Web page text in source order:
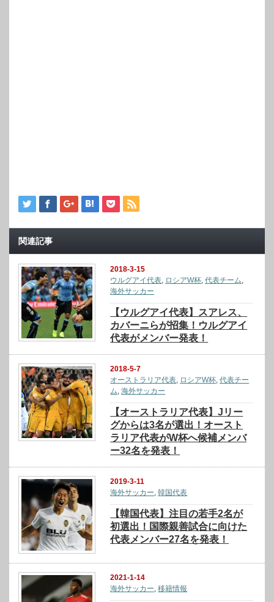
関連記事
2018-3-15
ウルグアイ代表, ロシアW杯,代表チーム,
海外サッカー
【ウルグアイ代表】スアレス、
カバーニらが招集！ウルグアイ
代表がメンバー発表！
2018-5-7
オーストラリア代表, ロシアW杯,代表チー
ム,海外サッカー
【オーストラリア代表】Jリー
グからは3名が選出！オースト
ラリア代表がW杯へ候補メンバ
ー32名を発表！
2019-3-11
海外サッカー,韓国代表
【韓国代表】注目の若手2名が
初選出！国際親善試合に向けた
代表メンバー27名を発表！
2021-1-14
海外サッカー ,移籍情報